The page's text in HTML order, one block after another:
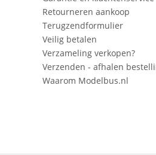
Retourneren aankoop
Terugzendformulier
Veilig betalen
Verzameling verkopen?
Verzenden - afhalen
Waarom Modelbus.nl